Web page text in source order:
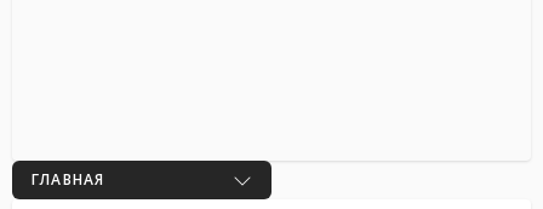
ГЛАВНАЯ